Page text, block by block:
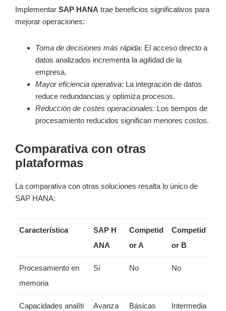
Implementar SAP HANA trae beneficios significativos para
mejorar operaciones:
Toma de decisiones más rápida: El acceso directo a
datos analizados incrementa la agilidad de la
empresa.
Mayor eficiencia operativa: La integración de datos
reduce redundancias y optimiza procesos.
Reducción de costes operacionales: Los tiempos de
procesamiento reducidos significan menores costos.
Comparativa con otras
plataformas
La comparativa con otras soluciones resalta lo único de
SAP HANA:
Característica
SAP H
ANA
Competid
or A
Competid
or B
Procesamiento en
memoria
Sí No No
Capacidades analíti
Avanza
Básicas
Intermedia